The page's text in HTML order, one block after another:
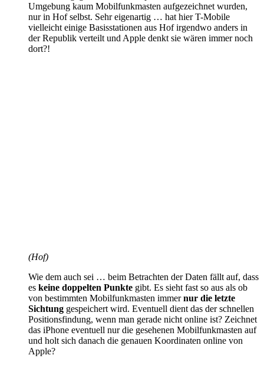
Umgebung kaum Mobilfunkmasten aufgezeichnet wurden,
nur in Hof selbst. Sehr eigenartig … hat hier T-Mobile
vielleicht einige Basisstationen aus Hof irgendwo anders in
der Republik verteilt und Apple denkt sie wären immer noch
dort?!
(Hof)
Wie dem auch sei … beim Betrachten der Daten fällt auf, dass
es keine doppelten Punkte gibt. Es sieht fast so aus als ob
von bestimmten Mobilfunkmasten immernur die letzte
Sichtung gespeichert wird. Eventuell dient das der schnellen
Positionsfindung, wenn man gerade nicht online ist? Zeichnet
das iPhone eventuell nur die gesehenen Mobilfunkmasten auf
und holt sich danach die genauen Koordinaten online von
Apple?